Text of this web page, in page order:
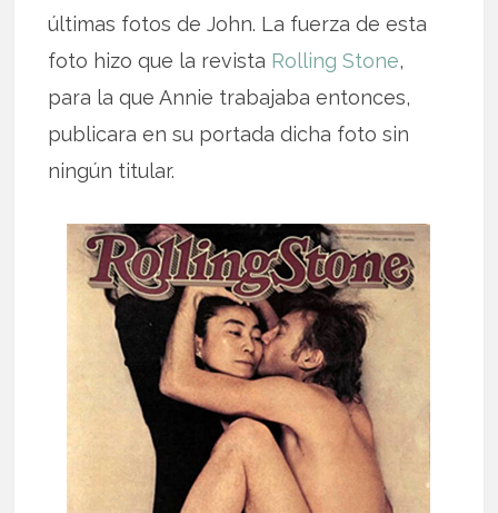
últimas fotos de John. La fuerza de esta
foto hizo que la revista Rolling Stone,
para la que Annie trabajaba entonces,
publicara en su portada dicha foto sin
ningún titular.